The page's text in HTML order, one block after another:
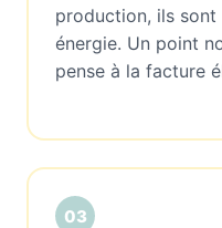
production, ils sont
énergie. Un point
pense à la facture
03